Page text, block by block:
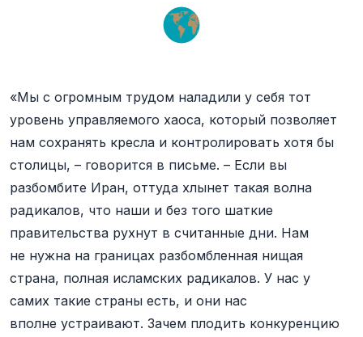
«Мы с огромным трудом наладили у себя тот
уровень управляемого хаоса, который позволяет
нам сохранять кресла и контролировать хотя бы
столицы, – говорится в письме. – Если вы
разбомбите Иран, оттуда хлынет такая волна
радикалов, что наши и без того шаткие
правительства рухнут в считанные дни. Нам
не нужна на границах разбомбленная нищая
страна, полная исламских радикалов. У нас у
самих такие страны есть, и они нас
вполне устраивают. Зачем плодить конкуренцию